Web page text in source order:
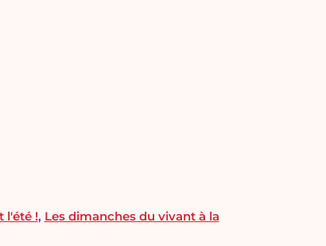
l'été !, Les dimanches du vivant à la